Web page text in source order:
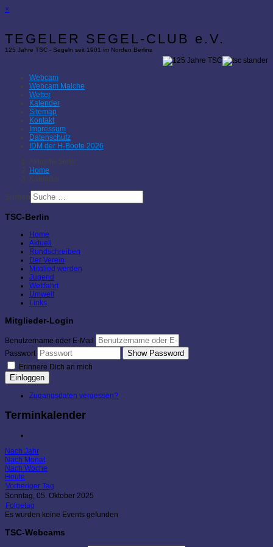
×
TEGELER SEGEL-CLUB e.V.
125 Jahre TSC - Segeln seit 1901 im Norden Berlins
Webcam
Webcam Malche
Wetter
Kalender
Sitemap
Kontakt
Impressum
Datenschutz
IDM der H-Boote 2026
Aktuelle Seite:
Home
Kalender
Suchen
TSC-Berlin
Home
Aktuell
Rundschreiben
Der Verein
Mitglied werden
Jugend
Wettfahrt
Umwelt
Links
Mitglieder-Login
Benutzername oder E-Mail
Passwort
Show Password
Erinnere Dich an mich
Einloggen
Zugangsdaten vergessen?
Terminkalender
Nach Jahr
Nach Monat
Nach Woche
Heute
Vorheriger Tag
Sonntag, 05. Oktober 2025
Folgetag
Es wurden keine Events gefunden
TSC-Webcams